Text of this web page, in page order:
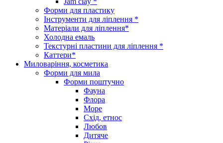
Форми для пластику
Інструменти для ліплення *
Матеріали для ліплення*
Холодна емаль
Текстурні пластини для ліплення *
Каттери*
Миловаріння, косметика
Форми для мила
Форми поштучно
Фауна
Флора
Море
Схід, етнос
Любов
Дитяче